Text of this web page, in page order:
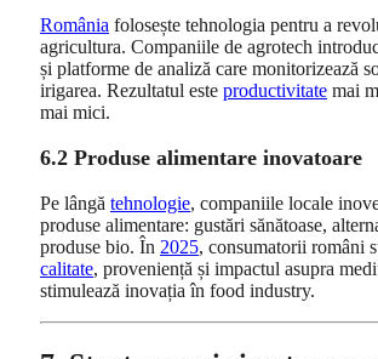
România folosește tehnologia pentru a
agricultura. Companiile de agrotech
și platforme de analiză care monitorizează
irigarea. Rezultatul este productivitate mai
mai mici.
6.2 Produse alimentare inovatoare
Pe lângă tehnologie, companiile locale
produse alimentare: gustări sănătoase,
produse bio. În 2025, consumatorii români
calitate, proveniență și impactul asupra
stimulează inovația în food industry.